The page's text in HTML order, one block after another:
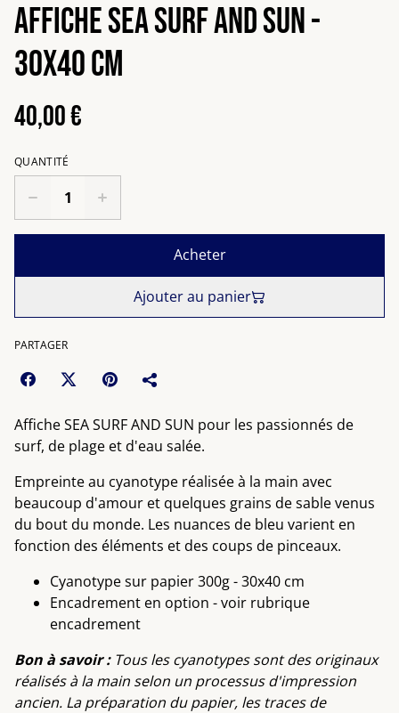
Affiche Sea Surf and Sun -
30x40 cm
40,00 €
QUANTITÉ
Acheter
Ajouter au panier
PARTAGER
Affiche SEA SURF AND SUN pour les passionnés de
surf, de plage et d'eau salée.
Empreinte au cyanotype réalisée à la main avec
beaucoup d'amour et quelques grains de sable venus
du bout du monde. Les nuances de bleu varient en
fonction des éléments et des coups de pinceaux.
Cyanotype sur papier 300g - 30x40 cm
Encadrement en option - voir rubrique
encadrement
Bon à savoir : Tous les cyanotypes sont des originaux
réalisés à la main selon un processus d'impression
ancien. La préparation du papier, les traces de